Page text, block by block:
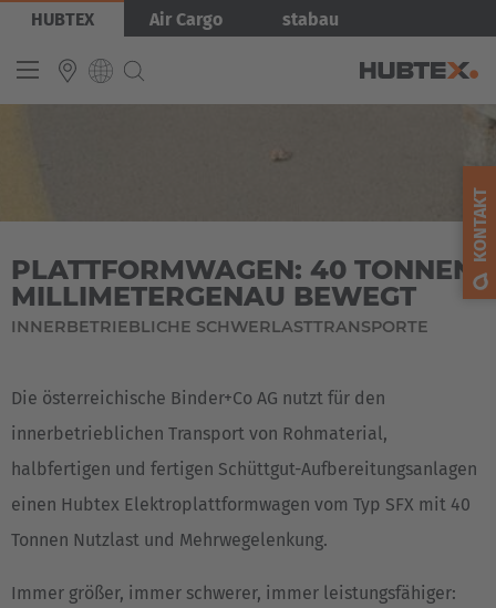
Direkt
Inhalt
HUBTEX Air Cargo stabau
Español
Français
Bild
PLATTFORMWAGEN: 40 TONNEN
MILLIMETERGENAU BEWEGT
INNERBETRIEBLICHE SCHWERLASTTRANSPORTE
Die österreichische Binder+Co AG nutzt für den
innerbetrieblichen Transport von Rohmaterial,
halbfertigen und fertigen Schüttgut-Aufbereitungsanlagen
einen Hubtex Elektroplattformwagen vom Typ SFX mit 40
Tonnen Nutzlast und Mehrwegelenkung.
Immer größer, immer schwerer, immer leistungsfähiger:
KONTAKT